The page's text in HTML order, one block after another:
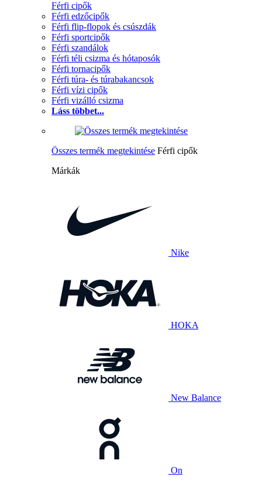
Férfi cipők
Férfi edzőcipők
Férfi flip-flopok és csúszdák
Férfi sportcipők
Férfi szandálok
Férfi téli csizma és hótaposók
Férfi tornacipők
Férfi túra- és túrabakancsok
Férfi vízi cipők
Férfi vizálló csizma
Láss többet...
Összes termék megtekintése Férfi cipők
Márkák
Nike
HOKA
New Balance
On